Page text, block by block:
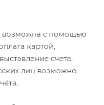
возможна с помощью
картой,
счёта.
лиц возможно